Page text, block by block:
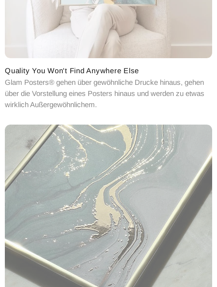
Quality You Won't Find Anywhere Else
Glam Posters® gehen über gewöhnliche Drucke hinaus, gehen
über die Vorstellung eines Posters hinaus und werden zu etwas
wirklich Außergewöhnlichem.